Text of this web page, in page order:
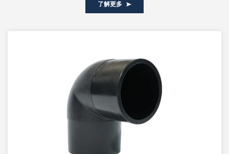
了解更多